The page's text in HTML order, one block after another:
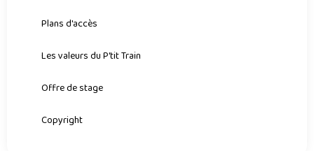
Plans d'accès
Les valeurs du P'tit Train
Offre de stage
Copyright